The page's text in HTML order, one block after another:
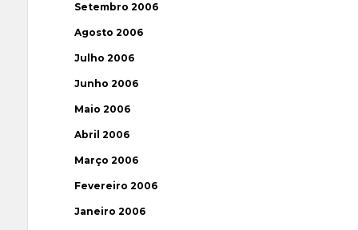
Setembro 2006
Agosto 2006
Julho 2006
Junho 2006
Maio 2006
Abril 2006
Março 2006
Fevereiro 2006
Janeiro 2006